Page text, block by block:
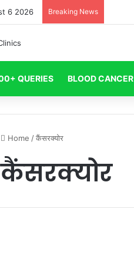
6 2026 Breaking News
QUERIES BLOOD CANCER
Home /कैंसरक्योर
कैंसरक्योर